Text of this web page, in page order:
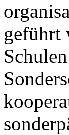
geführt